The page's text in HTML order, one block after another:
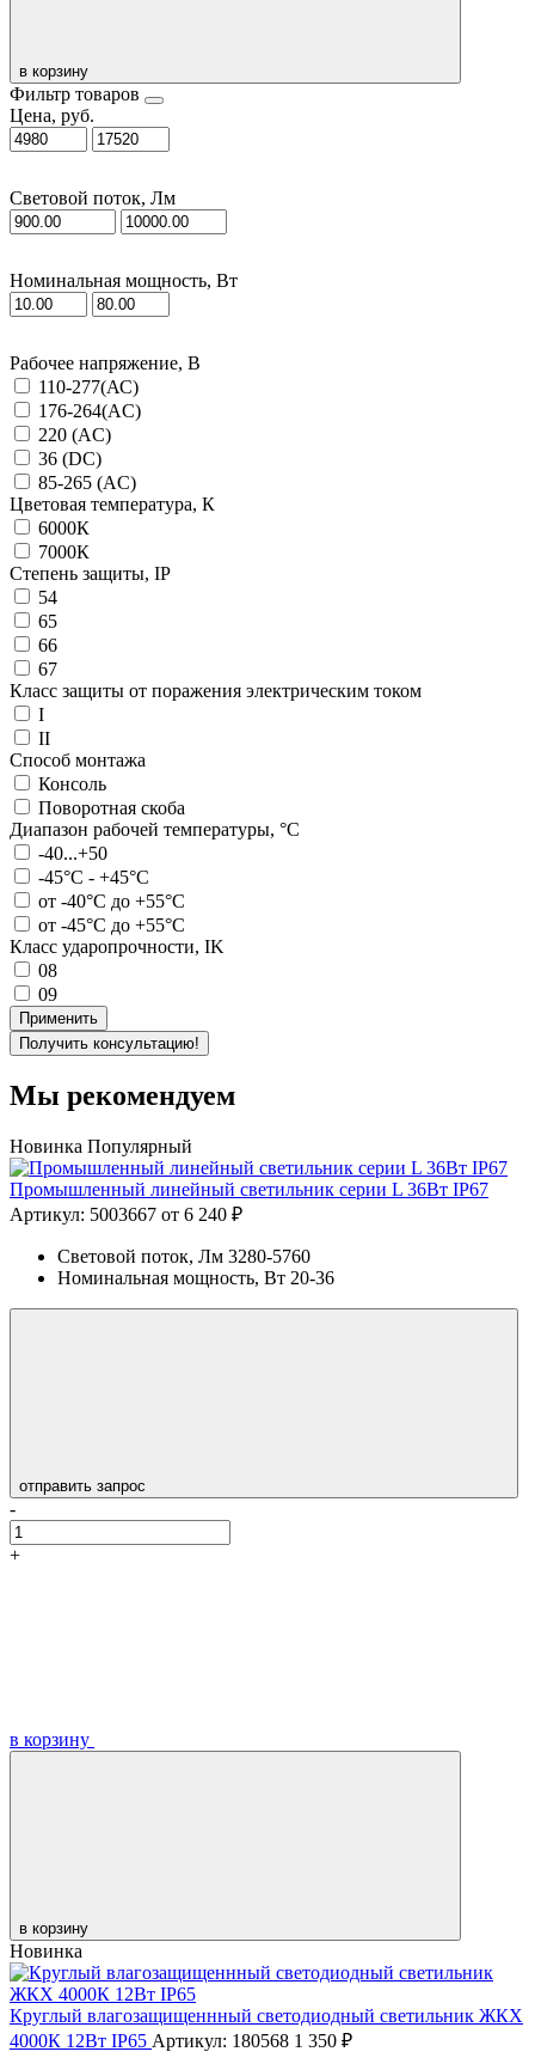
в корзину
Фильтр товаров
Цена, руб.
Световой поток, Лм
Номинальная мощность, Вт
Рабочее напряжение, В
110-277(АС)
176-264(AC)
220 (AC)
36 (DC)
85-265 (AC)
Цветовая температура, К
6000К
7000К
Степень защиты, IP
54
65
66
67
Класс защиты от поражения электрическим током
I
II
Способ монтажа
Консоль
Поворотная скоба
Диапазон рабочей температуры, °С
-40...+50
-45°C - +45°C
от -40°C до +55°C
от -45°С до +55°С
Класс ударопрочности, IK
08
09
Применить
Получить консультацию!
Мы рекомендуем
Новинка Популярный
Промышленный линейный светильник серии L 36Вт IP67
Артикул: 5003667 от 6 240 ₽
Световой поток, Лм 3280-5760
Номинальная мощность, Вт 20-36
отправить запрос
-
+
в корзину
в корзину
Новинка
Круглый влагозащищеннный светодиодный светильник ЖКХ
4000К 12Вт IP65 Артикул: 180568 1 350 ₽